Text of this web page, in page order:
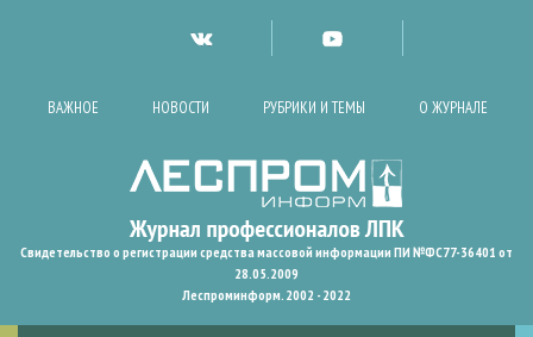
ВАЖНОЕ НОВОСТИ РУБРИКИ И ТЕМЫ О ЖУРНАЛЕ
Свидетельство о регистрации средства массовой информации ПИ №ФС77-36401 от
28.05.2009
Леспроминформ. 2002 - 2022